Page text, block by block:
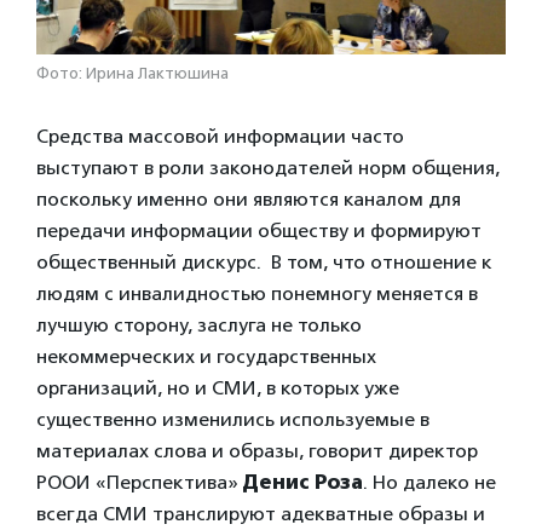
Фото: Ирина Лактюшина
Средства массовой информации часто
выступают в роли законодателей норм общения,
поскольку именно они являются каналом для
передачи информации обществу и формируют
общественный дискурс. В том, что отношение к
людям с инвалидностью понемногу меняется в
лучшую сторону, заслуга не только
некоммерческих и государственных
организаций, но и СМИ, в которых уже
существенно изменились используемые в
материалах слова и образы, говорит директор
РООИ «Перспектива» Денис Роза. Но далеко не
всегда СМИ транслируют адекватные образы и